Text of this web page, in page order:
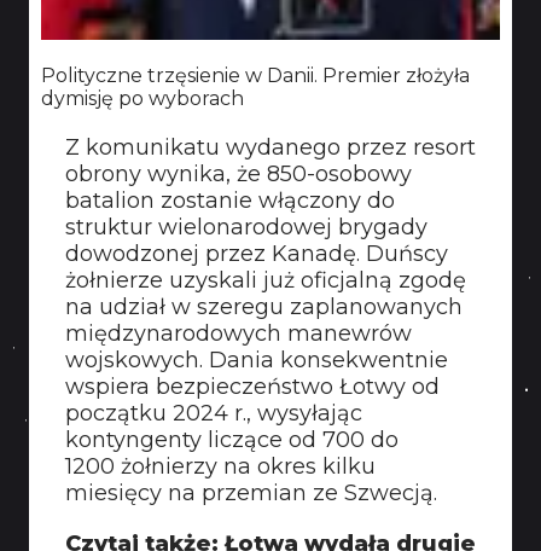
Polityczne trzęsienie w Danii. Premier złożyła
dymisję po wyborach
Z komunikatu wydanego przez resort
obrony wynika, że 850-osobowy
batalion zostanie włączony do
struktur wielonarodowej brygady
dowodzonej przez Kanadę. Duńscy
żołnierze uzyskali już oficjalną zgodę
na udział w szeregu zaplanowanych
międzynarodowych manewrów
wojskowych. Dania konsekwentnie
wspiera bezpieczeństwo Łotwy od
początku 2024 r., wysyłając
kontyngenty liczące od 700 do
1200 żołnierzy na okres kilku
miesięcy na przemian ze Szwecją.
Czytaj także: Łotwa wydała drugie